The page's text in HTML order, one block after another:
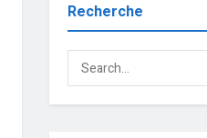
Recherche